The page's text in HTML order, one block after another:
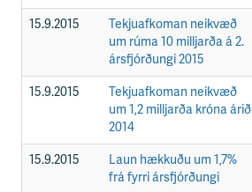
15.9.2015
Tekjuafkoman neikvæð
um rúma 10 milljarða á 2.
ársfjórðungi 2015
15.9.2015
Tekjuafkoman neikvæð
um 1,2 milljarða króna árið
2014
15.9.2015
Laun hækkuðu um 1,7%
frá fyrri ársfjórðungi